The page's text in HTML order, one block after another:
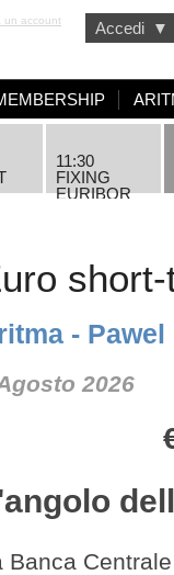
Accedi ▼
un account
11:30
FIXING
EURIBOR
- Pawel
2026
Banca